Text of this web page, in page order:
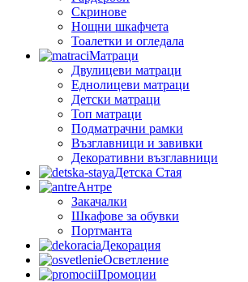
Скринове
Нощни шкафчета
Тоалетки и огледала
Матраци
Двулицеви матраци
Еднолицеви матраци
Детски матраци
Топ матраци
Подматрачни рамки
Възглавници и завивки
Декоративни възглавници
Детска Стая
Антре
Закачалки
Шкафове за обувки
Портманта
Декорация
Осветление
Промоции